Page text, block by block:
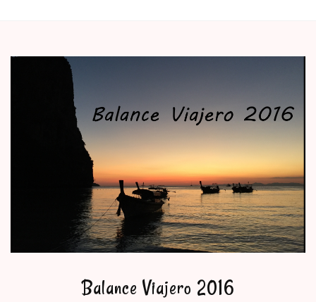
Balance Viajero 2016